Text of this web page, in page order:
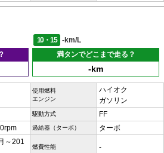
10・15
-km/L
満タンでどこまで走る？
-km
使用燃料
エンジン
ハイオク
ガソリン
駆動方式 FF
過給器（ターボ） ターボ
～201
燃費性能 -